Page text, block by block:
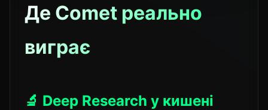
Де Comet реально
виграє
🔬 Deep Research у кишені